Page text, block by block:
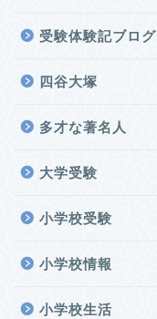
受験体験記ブログ
四谷大塚
多才な著名人
大学受験
小学校受験
小学校情報
小学校生活